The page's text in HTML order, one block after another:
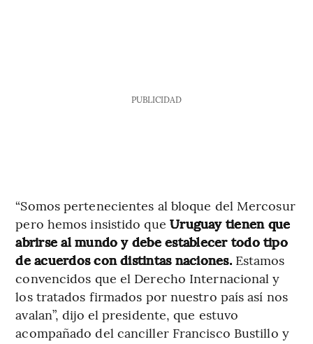
PUBLICIDAD
“Somos pertenecientes al bloque del Mercosur
pero hemos insistido que Uruguay tienen que
abrirse al mundo y debe establecer todo tipo
de acuerdos con distintas naciones.Estamos
convencidos que el Derecho Internacional y
los tratados firmados por nuestro país así nos
avalan”, dijo el presidente, que estuvo
acompañado del canciller Francisco Bustillo y